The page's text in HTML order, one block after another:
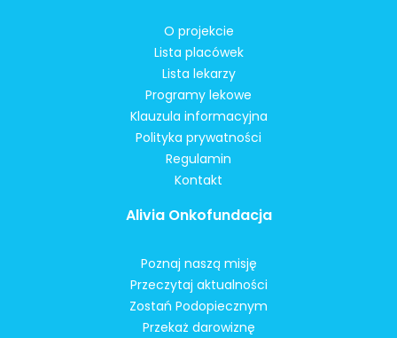
O projekcie
Lista placówek
Lista lekarzy
Programy lekowe
Klauzula informacyjna
Polityka prywatności
Regulamin
Kontakt
Alivia Onkofundacja
Poznaj naszą misję
Przeczytaj aktualności
Zostań Podopiecznym
Przekaż darowiznę